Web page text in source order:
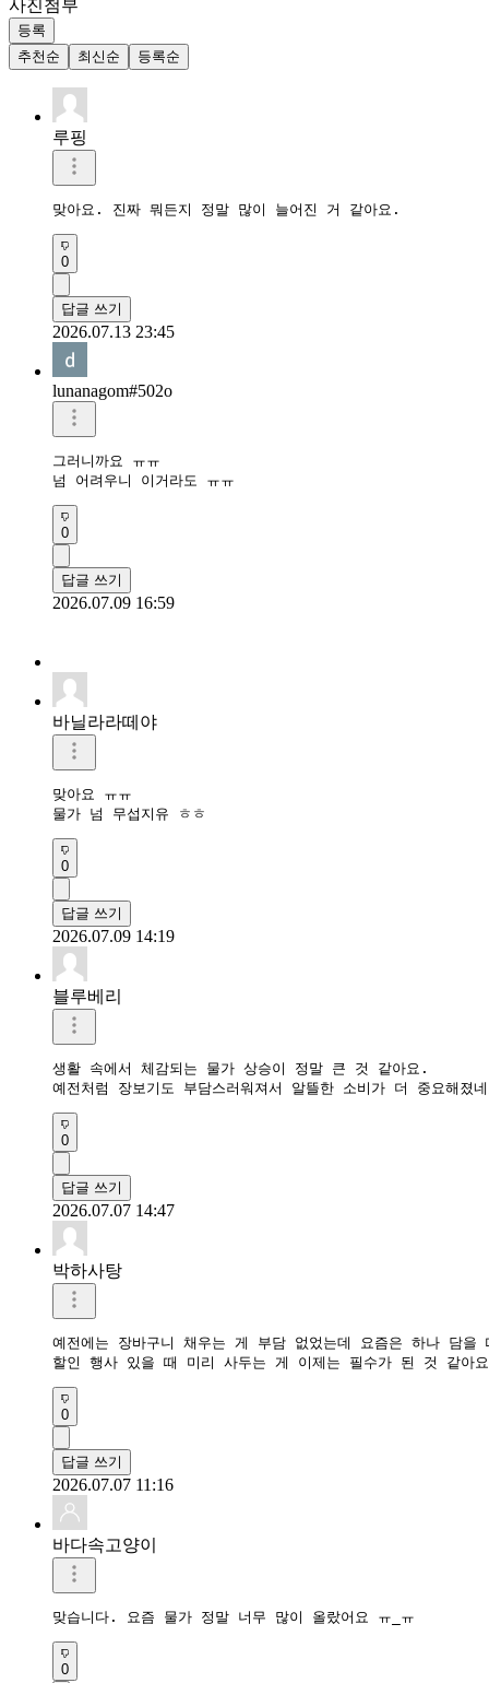
사진첨부
등록
추천순
최신순 등록순
루핑
맞아요. 진짜 뭐든지 정말 많이 늘어진 거 같아요.
0
답글 쓰기
2026.07.13 23:45
lunanagom#502o
그러니까요 ㅠㅠ
넘 어려우니 이거라도 ㅠㅠ
0
답글 쓰기
2026.07.09 16:59
바닐라라떼야
맞아요 ㅠㅠ
물가 넘 무섭지유 ㅎㅎ
0
답글 쓰기
2026.07.09 14:19
블루베리
생활 속에서 체감되는 물가 상승이 정말 큰 것 같아요.
0
답글 쓰기
2026.07.07 14:47
박하사탕
예전에는 장바구니 채우는 게 부담 없었는데 요즘은 하나 담을
0
답글 쓰기
2026.07.07 11:16
바다속고양이
맞습니다. 요즘 물가 정말 너무 많이 올랐어요 ㅠ_ㅠ
0